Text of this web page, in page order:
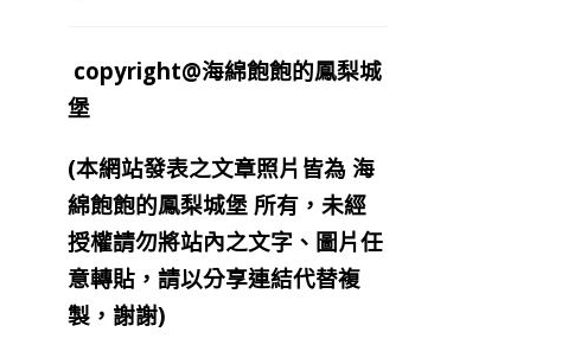
copyright@海綿飽飽的鳳梨城
堡
(本網站發表之文章照片皆為 海
綿飽飽的鳳梨城堡 所有，未經
授權請勿將站內之文字、圖片任
意轉貼，請以分享連結代替複
製，謝謝)